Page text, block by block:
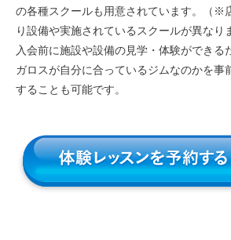
の各種スクールも用意されています。（※
り設備や実施されているスクールが異なり
入会前に施設や設備の見学・体験ができる
ガロスが自分に合っているジムなのかを事
することも可能です。